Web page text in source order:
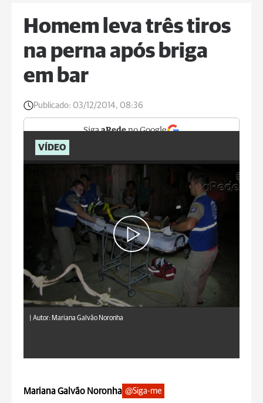
Homem leva três tiros
na perna após briga
em bar
Publicado: 03/12/2014, 08:36
SigaaRedeno Google
VÍDEO
Autor: Mariana Galvão Noronha
Mariana Galvão Noronha @Siga-me